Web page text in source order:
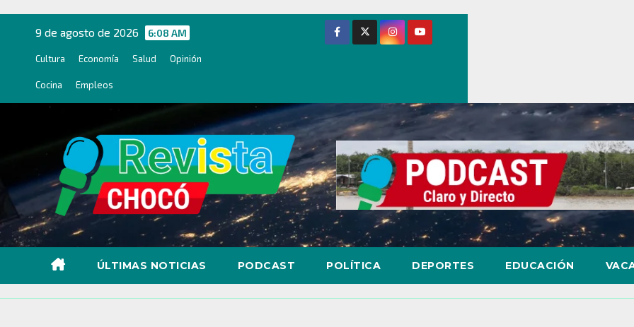
contenido
9 de agosto de 2026 6:08 AM
Cultura Economía Salud Opinión
Cocina Empleos
ÚLTIMAS NOTICIAS PODCAST POLÍTICA DEPORTES EDUCACIÓN